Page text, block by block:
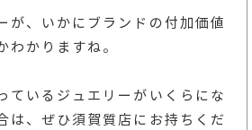
が、いかにブランドの付加価値
わかりますね。
ているジュエリーがいくらにな
は、ぜひ須賀質店にお持ちくだ